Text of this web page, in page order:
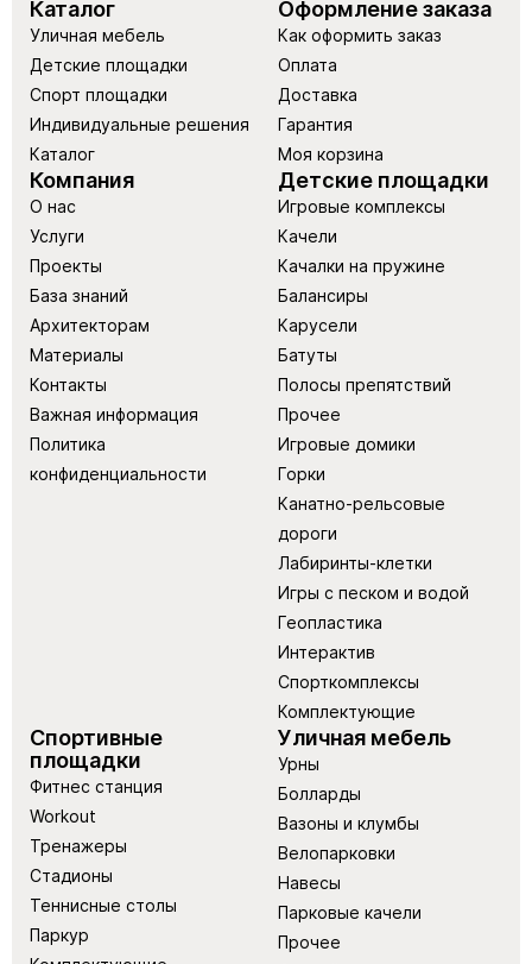
Каталог
Уличная мебель
Детские площадки
Спорт площадки
Индивидуальные решения
Каталог
Оформление заказа
Как оформить заказ
Оплата
Доставка
Гарантия
Моя корзина
Компания
О нас
Услуги
Проекты
База знаний
Архитекторам
Материалы
Контакты
Важная информация
Политика
конфиденциальности
Детские площадки
Игровые комплексы
Качели
Качалки на пружине
Балансиры
Карусели
Батуты
Полосы препятствий
Прочее
Игровые домики
Горки
Канатно-рельсовые
дороги
Лабиринты-клетки
Игры с песком и водой
Геопластика
Интерактив
Спорткомплексы
Комплектующие
Спортивные
площадки
Фитнес станция
Workout
Тренажеры
Стадионы
Теннисные столы
Паркур
Уличная мебель
Урны
Болларды
Вазоны и клумбы
Велопарковки
Навесы
Парковые качели
Прочее